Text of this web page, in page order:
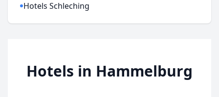
Hotels Schleching
Hotels in Hammelburg